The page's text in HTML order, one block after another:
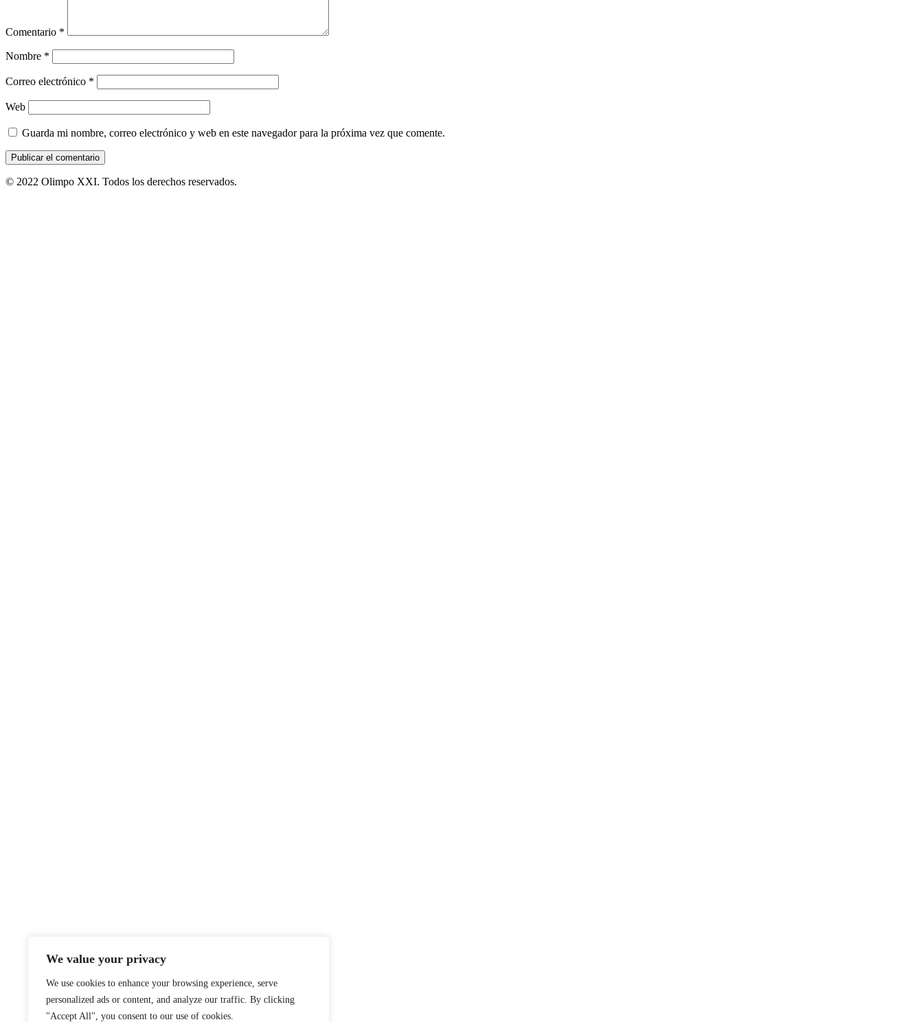
We value your privacy
We use cookies to enhance your browsing experience, serve
personalized ads or content, and analyze our traffic. By clicking
"Accept All", you consent to our use of cookies.
Comentario *
Nombre *
Correo electrónico *
Web
Guarda mi nombre, correo electrónico y web en este navegador para la próxima vez que comente.
© 2022 Olimpo XXI. Todos los derechos reservados.